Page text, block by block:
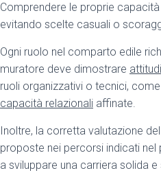
Comprendere le proprie
evitando scelte casuali o
Ogni ruolo nel comparto edile
muratore deve dimostrare
ruoli organizzativi o tecnici,
capacità relazionali affinate.
Inoltre, la corretta valutazione
proposte nei percorsi indicati nel
a sviluppare una carriera solida